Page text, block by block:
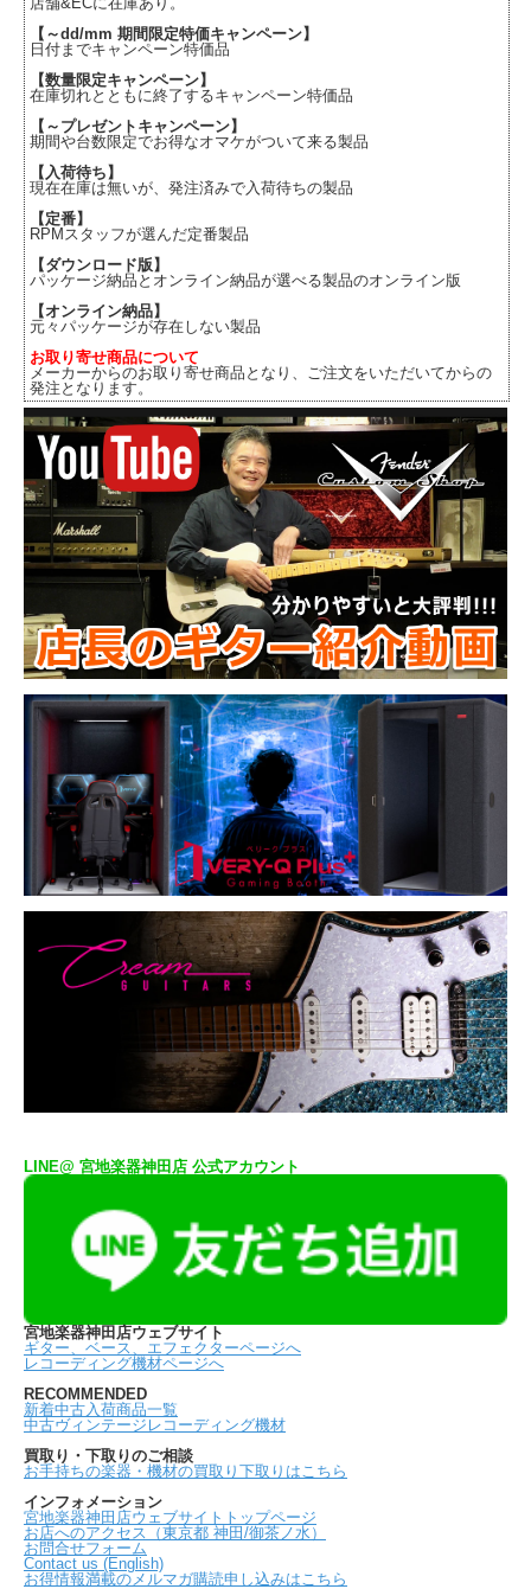
【～dd/mm 期間限定特価キャンペーン】
日付までキャンペーン特価品
【数量限定キャンペーン】
在庫切れとともに終了するキャンペーン特価品
【～プレゼントキャンペーン】
期間や台数限定でお得なオマケがついて来る製品
【入荷待ち】
現在在庫は無いが、発注済みで入荷待ちの製品
【定番】
RPMスタッフが選んだ定番製品
【ダウンロード版】
パッケージ納品とオンライン納品が選べる製品のオンライン版
【オンライン納品】
元々パッケージが存在しない製品
お取り寄せ商品について
メーカーからのお取り寄せ商品となり、ご注文をいただいてからの
発注となります。
LINE@ 宮地楽器神田店 公式アカウント
宮地楽器神田店ウェブサイト
ギター、ベース、エフェクターページへ
レコーディング機材ページへ
RECOMMENDED
新着中古入荷商品一覧
中古ヴィンテージレコーディング機材
買取り・下取りのご相談
お手持ちの楽器・機材の買取り下取りはこちら
インフォメーション
宮地楽器神田店ウェブサイトトップページ
お店へのアクセス（東京都 神田/御茶ノ水）
お問合せフォーム
Contact us (English)
お得情報満載のメルマガ購読申し込みはこちら